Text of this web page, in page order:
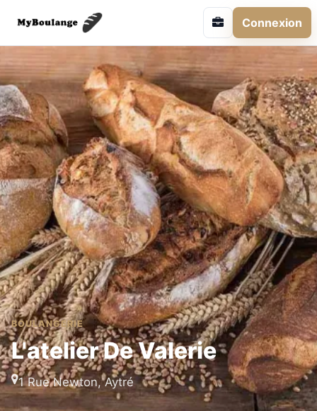
Connexion
BOULANGERIE
L'atelier De Valerie
1 Rue Newton, Aytré